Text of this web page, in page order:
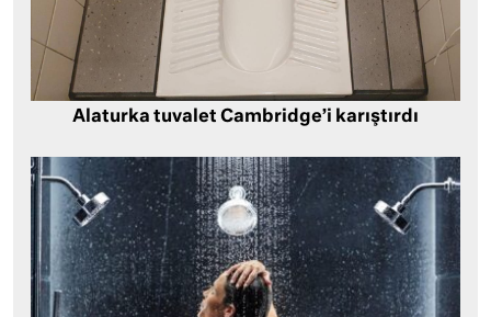
Alaturka tuvalet Cambridge’i karıştırdı